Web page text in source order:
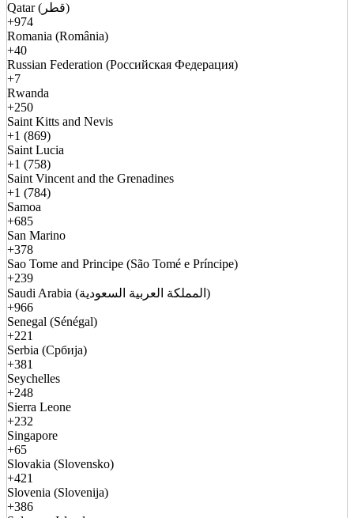
Qatar (قطر)
+974
Romania (România)
+40
Russian Federation (Российская Федерация)
+7
Rwanda
+250
Saint Kitts and Nevis
+1 (869)
Saint Lucia
+1 (758)
Saint Vincent and the Grenadines
+1 (784)
Samoa
+685
San Marino
+378
Sao Tome and Principe (São Tomé e Príncipe)
+239
Saudi Arabia (المملكة العربية السعودية)
+966
Senegal (Sénégal)
+221
Serbia (Србија)
+381
Seychelles
+248
Sierra Leone
+232
Singapore
+65
Slovakia (Slovensko)
+421
Slovenia (Slovenija)
+386